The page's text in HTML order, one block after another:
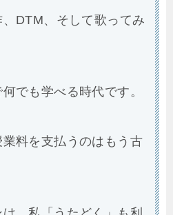
DTM、そして歌ってみ
でも学べる時代です。
料を支払うのはもう古